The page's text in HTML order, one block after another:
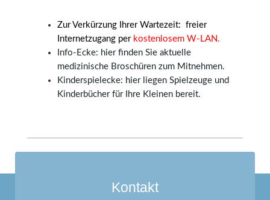
Zur Verkürzung Ihrer Wartezeit: freier
Internetzugang per kostenlosem W-LAN.
Info-Ecke: hier finden Sie aktuelle
medizinische Broschüren zum Mitnehmen.
Kinderspielecke: hier liegen Spielzeuge und
Kinderbücher für Ihre Kleinen bereit.
Kontakt